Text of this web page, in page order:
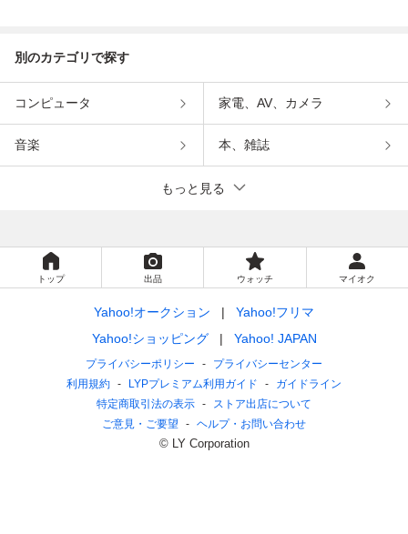
別のカテゴリで探す
コンピュータ 家電、AV、カメラ
音楽 本、雑誌
もっと見る
トップ 出品 ウォッチ マイオク
Yahoo!オークション
Yahoo!フリマ
Yahoo!ショッピング
Yahoo! JAPAN
プライバシーポリシー
プライバシーセンター
利用規約
LYPプレミアム利用ガイド
ガイドライン
特定商取引法の表示
ストア出店について
ご意見・ご要望
ヘルプ・お問い合わせ
© LY Corporation